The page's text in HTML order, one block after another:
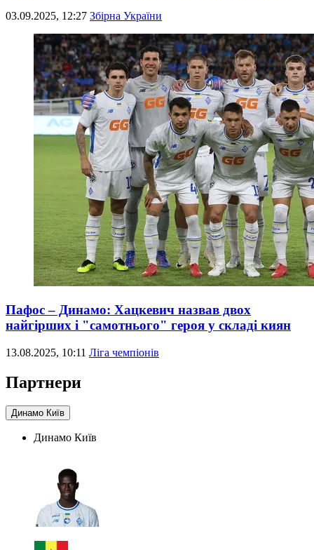
03.09.2025, 12:27 Збірна України
Пафос – Динамо: Хацкевич назвав двох
найгірших і "самотнього" героя у складі киян
13.08.2025, 10:11 Ліга чемпіонів
Партнери
Динамо Київ
Динамо Київ